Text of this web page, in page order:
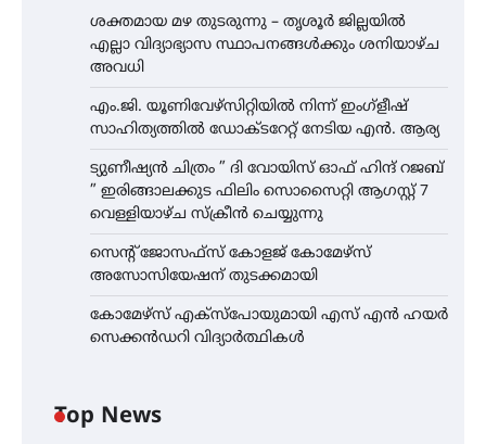
ശക്തമായ മഴ തുടരുന്നു – തൃശൂർ ജില്ലയിൽ
എല്ലാ വിദ്യാഭ്യാസ സ്ഥാപനങ്ങൾക്കും ശനിയാഴ്ച
അവധി
എം.ജി. യൂണിവേഴ്‌സിറ്റിയിൽ നിന്ന് ഇംഗ്ളീഷ്
സാഹിത്യത്തിൽ ഡോക്ടറേറ്റ് നേടിയ എൻ. ആര്യ
ട്യുണീഷ്യൻ ചിത്രം ” ദി വോയിസ് ഓഫ് ഹിന്ദ് റജബ്
” ഇരിങ്ങാലക്കുട ഫിലിം സൊസൈറ്റി ആഗസ്റ്റ് 7
വെള്ളിയാഴ്ച സ്‌ക്രീൻ ചെയ്യുന്നു
സെന്റ് ജോസഫ്സ് കോളജ് കോമേഴ്‌സ്
അസോസിയേഷന് തുടക്കമായി
കോമേഴ്സ് എക്സ്പോയുമായി എസ് എൻ ഹയർ
സെക്കൻഡറി വിദ്യാർത്ഥികൾ
Top News